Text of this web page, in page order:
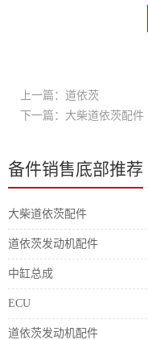
上一篇：道依茨
下一篇：大柴道依茨配件
备件销售底部推荐
大柴道依茨配件
道依茨发动机配件
中缸总成
ECU
道依茨发动机配件